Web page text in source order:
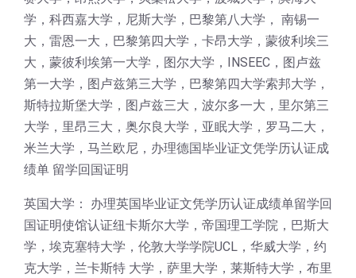
学，科西嘉大学，尼斯大学，巴黎第八大学， 南锡一
大，雷恩一大，巴黎第四大学，卡昂大学，蒙彼利埃三
大，蒙彼利埃第一大学，图尔大学，INSEEC，图卢兹
第一大学，图卢兹第三大学，巴黎第四大学索邦大学，
斯特拉斯堡大学，图卢兹三大，波尔多一大，里尔第三
大学，里昂三大，奥尔良大学，亚眠大学，罗马二大，
米兰大学，马兰欧尼，办理德国毕业证文凭学历认证成
绩单 留学回国证明
英国大学： 办理英国毕业证文凭学历认证成绩单留学回
国证明使馆认证纽卡斯尔大学，帝国理工学院，巴斯大
学，埃克塞特大学，伦敦大学学院UCL，华威大学，约
克大学，兰卡斯特 大学，萨里大学，莱斯特大学，布里